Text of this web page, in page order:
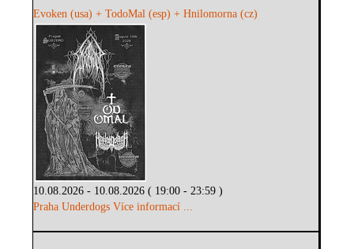
Evoken (usa) + TodoMal (esp) + Hnilomorna (cz)
10.08.2026 - 10.08.2026 ( 19:00 - 23:59 )
Praha Underdogs Více informací ...